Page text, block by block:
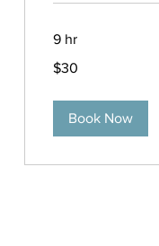
9 hr
30
pesos
$30
Book Now